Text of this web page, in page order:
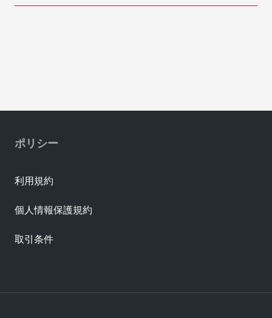
ポリシー
利用規約
個人情報保護規約
取引条件